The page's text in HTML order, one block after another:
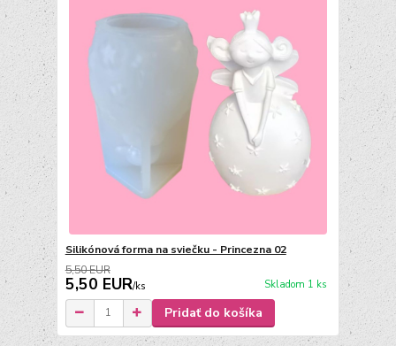
Silikónová forma na sviečku - Princezna 02
5,50 EUR
5,50 EUR/ks Skladom 1 ks
Pridať do košíka